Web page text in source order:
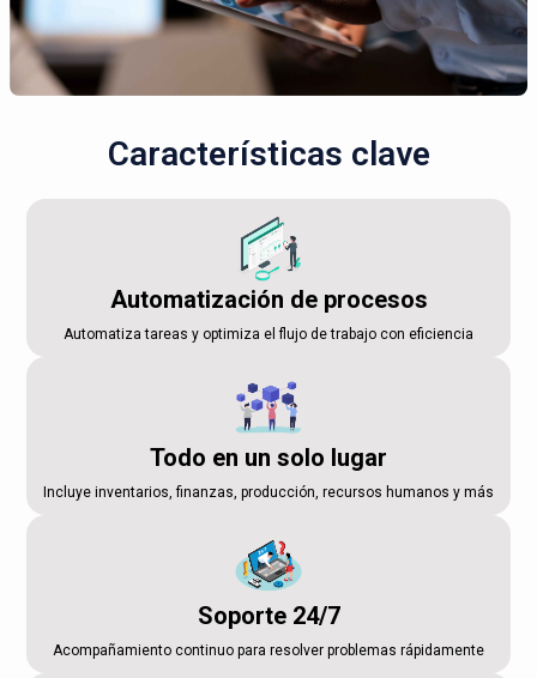
Características clave
Automatización de procesos
Automatiza tareas y optimiza el flujo de trabajo con eficiencia
Todo en un solo lugar
Incluye inventarios, finanzas, producción, recursos humanos y más
Soporte 24/7
Acompañamiento continuo para resolver problemas rápidamente